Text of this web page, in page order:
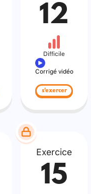
12
Difficile
Corrigé vidéo
s'exercer
Exercice
15